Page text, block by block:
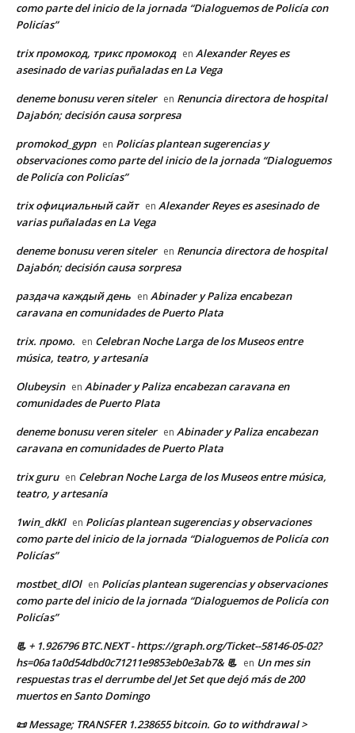
como parte del inicio de la jornada “Dialoguemos de Policía con
Policías”
trix промокод, трикс промокод en Alexander Reyes es
asesinado de varias puñaladas en La Vega
deneme bonusu veren siteler en Renuncia directora de hospital
Dajabón; decisión causa sorpresa
promokod_gypn en Policías plantean sugerencias y
observaciones como parte del inicio de la jornada “Dialoguemos
de Policía con Policías”
trix официальный сайт en Alexander Reyes es asesinado de
varias puñaladas en La Vega
deneme bonusu veren siteler en Renuncia directora de hospital
Dajabón; decisión causa sorpresa
раздача каждый день en Abinader y Paliza encabezan
caravana en comunidades de Puerto Plata
trix. промо. en Celebran Noche Larga de los Museos entre
música, teatro, y artesanía
Olubeysin en Abinader y Paliza encabezan caravana en
comunidades de Puerto Plata
deneme bonusu veren siteler en Abinader y Paliza encabezan
caravana en comunidades de Puerto Plata
trix guru en Celebran Noche Larga de los Museos entre música,
teatro, y artesanía
1win_dkKl en Policías plantean sugerencias y observaciones
como parte del inicio de la jornada “Dialoguemos de Policía con
Policías”
mostbet_dlOl en Policías plantean sugerencias y observaciones
como parte del inicio de la jornada “Dialoguemos de Policía con
Policías”
📃 + 1.926796 BTC.NEXT - https://graph.org/Ticket--58146-05-02?
hs=06a1a0d54dbd0c71211e9853eb0e3ab7& 📃 en Un mes sin
respuestas tras el derrumbe del Jet Set que dejó más de 200
muertos en Santo Domingo
📜 Message; TRANSFER 1.238655 bitcoin. Go to withdrawal >